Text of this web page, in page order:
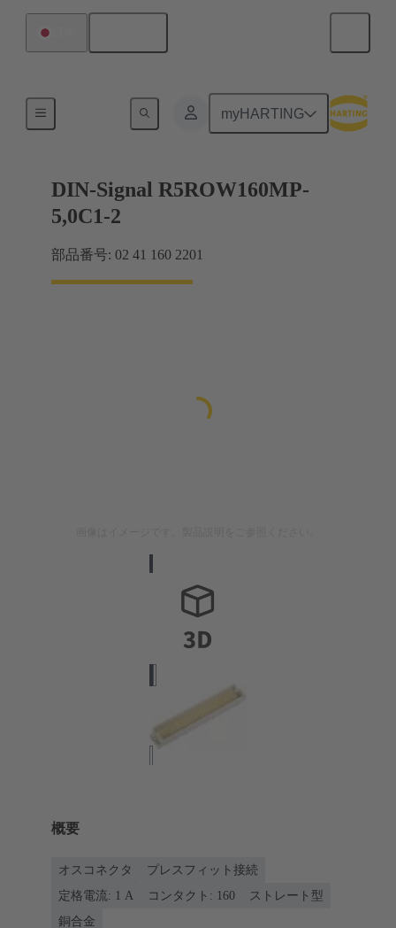
myHARTING
DIN-Signal R5ROW160MP-
5,0C1-2
部品番号: 02 41 160 2201
概要
オスコネクタ
プレスフィット接続
定格電流: ‌1 A
コンタクト: 160
ストレート型
銅合金